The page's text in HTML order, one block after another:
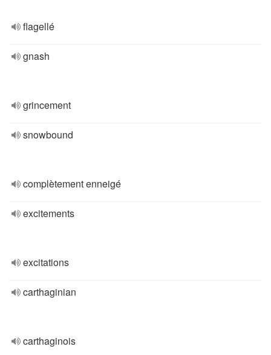
flagellé
gnash
grincement
snowbound
complètement enneigé
excitements
excitations
carthaginian
carthaginois